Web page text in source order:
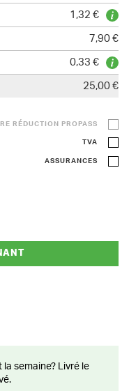
1,32 €
7,90 €
0,33 €
25,00 €
RÉDUCTION PROPASS
TVA
ASSURANCES